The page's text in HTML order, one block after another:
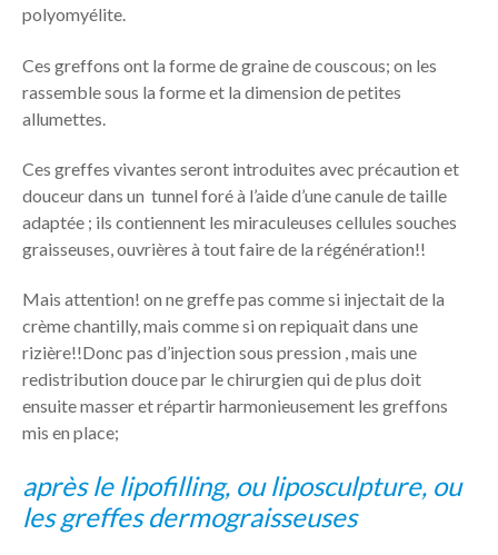
polyomyélite.
Ces greffons ont la forme de graine de couscous; on les
rassemble sous la forme et la dimension de petites
allumettes.
Ces greffes vivantes seront introduites avec précaution et
douceur dans un tunnel foré à l’aide d’une canule de taille
adaptée ; ils contiennent les miraculeuses cellules souches
graisseuses, ouvrières à tout faire de la régénération!!
Mais attention! on ne greffe pas comme si injectait de la
crème chantilly, mais comme si on repiquait dans une
rizière!!Donc pas d’injection sous pression , mais une
redistribution douce par le chirurgien qui de plus doit
ensuite masser et répartir harmonieusement les greffons
mis en place;
après le lipofilling, ou liposculpture, ou
les greffes dermograisseuses